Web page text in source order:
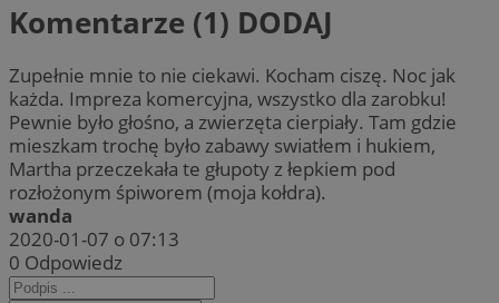
Komentarze (1) DODAJ
Zupełnie mnie to nie ciekawi. Kocham ciszę. Noc jak
każda. Impreza komercyjna, wszystko dla zarobku!
Pewnie było głośno, a zwierzęta cierpiały. Tam gdzie
mieszkam trochę było zabawy swiatłem i hukiem,
Martha przeczekała te głupoty z łepkiem pod
rozłożonym śpiworem (moja kołdra).
wanda
2020-01-07 o 07:13
0 Odpowiedz